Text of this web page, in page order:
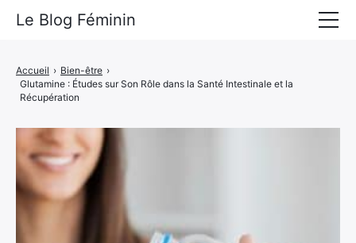
Accueil › Bien-être ›
Glutamine : Études sur Son Rôle dans la Santé Intestinale et la
Récupération
Le Blog Féminin
Alimentation
Mode
Beauté
Bien-être